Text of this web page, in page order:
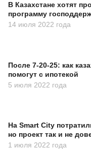
В Казахстане хотят
программу
14 июля 2022 года
После 7-20-25: как
помогут с ипотекой
5 июля 2022 года
На Smart City
но проект так и не
1 июля 2022 года